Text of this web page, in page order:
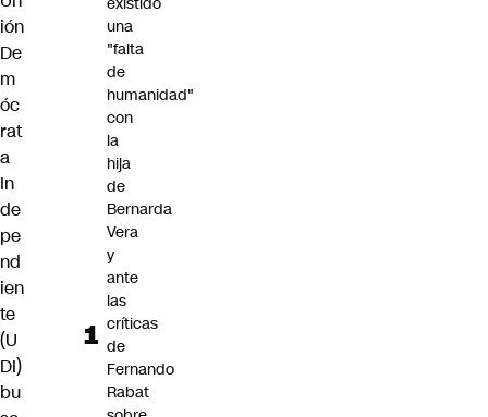
ión
De
m
óc
rat
a
In
de
pe
nd
ien
te
(U
DI)
bu
una
"falta
de
humanidad"
con
la
hija
de
Bernarda
Vera
y
ante
las
críticas
de
Fernando
Rabat